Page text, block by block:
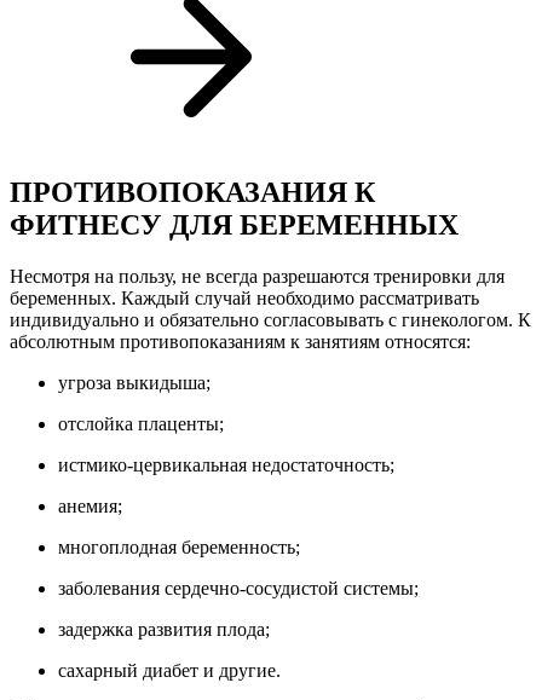
ПРОТИВОПОКАЗАНИЯ К
ФИТНЕСУ ДЛЯ БЕРЕМЕННЫХ
Несмотря на пользу, не всегда разрешаются тренировки для
беременных. Каждый случай необходимо рассматривать
индивидуально и обязательно согласовывать с гинекологом. К
абсолютным противопоказаниям к занятиям относятся:
угроза выкидыша;
отслойка плаценты;
истмико-цервикальная недостаточность;
анемия;
многоплодная беременность;
заболевания сердечно-сосудистой системы;
задержка развития плода;
сахарный диабет и другие.